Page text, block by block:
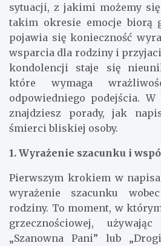
sytuacji, z jakimi możemy
takim okresie emocje biorą
pojawia się konieczność
wsparcia dla rodziny i
kondolencji staje się
które wymaga
odpowiedniego podejścia.
znajdziesz porady, jak
śmierci bliskiej osoby.
1. Wyrażenie szacunku i
Pierwszym krokiem w
wyrażenie szacunku
rodziny. To moment, w
grzecznościowej,
„Szanowna Pani” lub